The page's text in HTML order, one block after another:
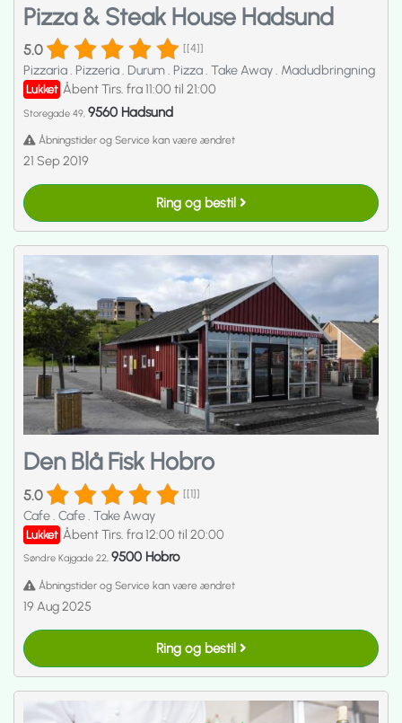
Pizza & Steak House Hadsund
5.0 [[4]]
Pizzaria. Pizzeria. Durum. Pizza. Take Away. Madudbringning
Lukket Åbent Tirs. fra 11:00 til 21:00
Storegade 49, 9560 Hadsund
Åbningstider og Service kan være ændret
21 Sep 2019
Ring og bestil
Den Blå Fisk Hobro
5.0 [[1]]
Cafe. Cafe. Take Away
Lukket Åbent Tirs. fra 12:00 til 20:00
Søndre Kajgade 22, 9500 Hobro
Åbningstider og Service kan være ændret
19 Aug 2025
Ring og bestil